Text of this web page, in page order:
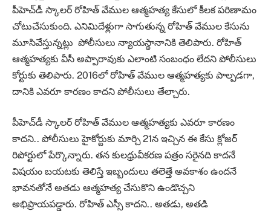
పీహెచ్‌డీ స్కాలర్ రోహిత్ వేముల ఆత్మహత్య కేసులో కీలక పరిణామం
చోటుచేసుకుంది. ఎనిమిదేళ్లుగా సాగుతున్న రోహిత్ వేముల కేసును
మూసివేస్తున్నట్లు పోలీసులు న్యాయస్థానానికి తెలిపారు. రోహిత్
ఆత్మహత్యకు వీసీ అప్పారావుకు ఎలాంటి సంబంధం లేదని పోలీసులు
కోర్టుకు తెలిపారు. 2016లో రోహిత్ వేముల ఆత్మహత్యకు పాల్పడగా,
దానికి ఎవరూ కారణం కాదని పోలీసులు తేల్చారు.
పీహెచ్‌డీ స్కాలర్‌ రోహిత్‌ వేముల ఆత్మహత్యకు ఎవరూ కారణం
కాదని.. పోలీసులు హైకోర్టుకు మార్చి 21న ఇచ్చిన ఈ కేసు క్లోజర్‌
రిపోర్టులో పేర్కొన్నారు. తన కులధ్రువీకరణ పత్రం సరైనది కాదనే
విషయం బయటకు తెలిస్తే ఇబ్బందులు తలెత్తే అవకాశం ఉందనే
భావనతోనే అతడు ఆత్మహత్య చేసుకొని ఉండొచ్చని
అభిప్రాయపడ్డారు. రోహిత్‌ ఎస్సీ కాదని.. అతడు, అతడి